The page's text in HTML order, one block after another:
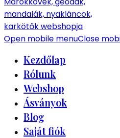
Open mobile menuClose
Kezdőlap
Rólunk
Webshop
Ásványok
Blog
Saját fiók